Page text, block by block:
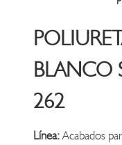
BLANCO
262
Línea:Acabados